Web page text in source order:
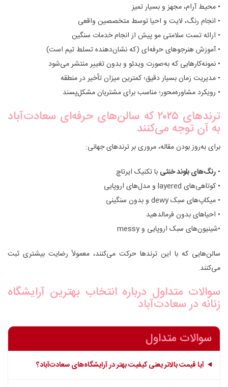
• محیط آرام، مجهز و بسیار تمیز
• انجام رنگ، لایت و احیا توسط متخصصین واقعی
• ارائه تست سلامتی مو پیش از انجام خدمات سنگین
• آموزش هنرجوهای حرفه‌ای (که نشان‌دهنده تسلط تیم است)
• نمونه‌کارهایی که به‌صورت ویدئو و بدون تغییر منتشر می‌شود
• مدیریت زمان بسیار دقیق؛ کمترین میزان تأخیر در منطقه
• رویکرد مشاوره‌محور؛ مناسب برای مشتریان مشکل‌پسند
ترندهای ۲۰۲۵ که سالن‌های حرفه‌ای سعادت‌آباد
به آن توجه می‌کنند
برای به‌روز بودن مقاله، مروری بر ترندهای جهانی:
• رنگ‌های بلوند خنثی با تکنیک ایرتاچ
• کوتاهی‌های layered و مدل‌های اروپایی
• میکاپ‌های سبک dewy و بدون سنگینی
• احیاهای بدون فرمالدهید
•شینیون‌های سبک اروپایی و messy
سالن‌هایی که با این ترندها حرکت می‌کنند، معمولاً رضایت بیشتری ثبت
می‌کنند.
سوالات متداول درباره انتخاب بهترین آرایشگاه
زنانه در سعادت‌آباد
سوالات متداول
آیا قیمت بالاتر یعنی کیفیت بهتر در آرایشگاه‌های سعادت‌آباد؟